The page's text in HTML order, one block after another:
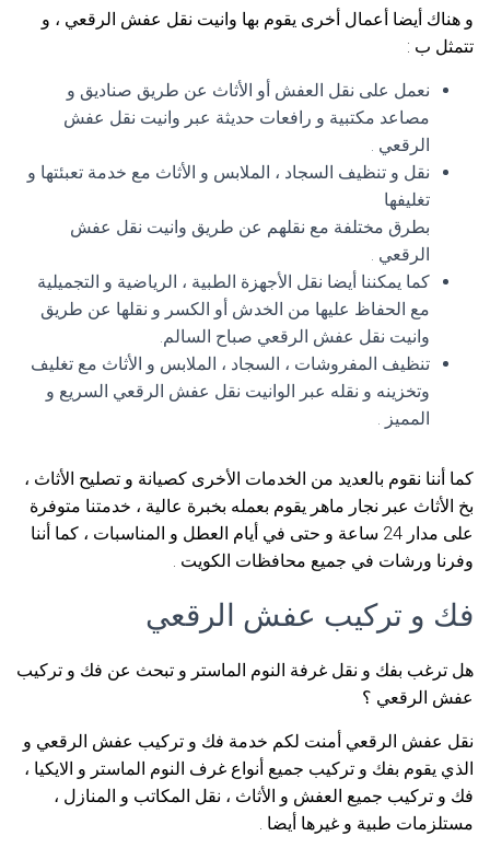
و هناك أيضا أعمال أخرى يقوم بها وانيت نقل عفش الرقعي ، و
تتمثل ب :
نعمل على نقل العفش أو الأثاث عن طريق صناديق و
مصاعد مكتبية و رافعات حديثة عبر وانيت نقل عفش
الرقعي .
نقل و تنظيف السجاد ، الملابس و الأثاث مع خدمة تعبئتها و
تغليفها
بطرق مختلفة مع نقلهم عن طريق وانيت نقل عفش
الرقعي .
كما يمكننا أيضا نقل الأجهزة الطبية ، الرياضية و التجميلية
مع الحفاظ عليها من الخدش أو الكسر و نقلها عن طريق
وانيت نقل عفش الرقعي صباح السالم.
تنظيف المفروشات ، السجاد ، الملابس و الأثاث مع تغليف
وتخزينه و نقله عبر الوانيت نقل عفش الرقعي السريع و
المميز .
كما أننا نقوم بالعديد من الخدمات الأخرى كصيانة و تصليح الأثاث ،
بخ الأثاث عبر نجار ماهر يقوم بعمله بخبرة عالية ، خدمتنا متوفرة
على مدار 24 ساعة و حتى في أيام العطل و المناسبات ، كما أننا
وفرنا ورشات في جميع محافظات الكويت .
فك و تركيب عفش الرقعي
هل ترغب بفك و نقل غرفة النوم الماستر و تبحث عن فك و تركيب
عفش الرقعي ؟
نقل عفش الرقعي أمنت لكم خدمة فك و تركيب عفش الرقعي و
الذي يقوم بفك و تركيب جميع أنواع غرف النوم الماستر و الايكيا ،
فك و تركيب جميع العفش و الأثاث ، نقل المكاتب و المنازل ،
مستلزمات طبية و غيرها أيضا .